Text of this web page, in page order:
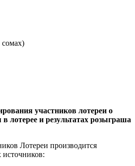
сомах)
участников лотереи о
лотерее и результатах розыграша
Лотереи производится